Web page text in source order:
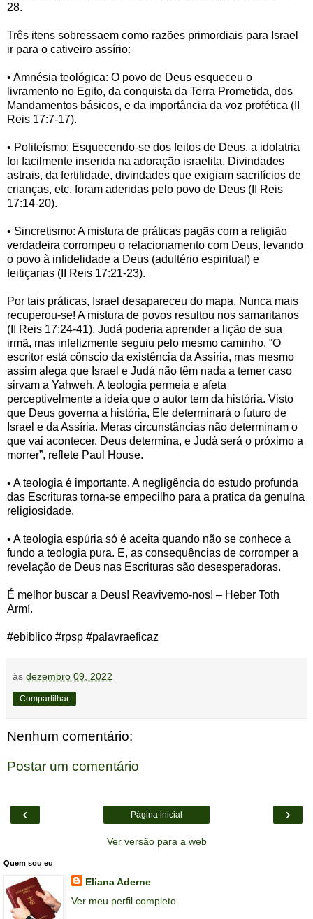
28.
Três itens sobressaem como razões primordiais para Israel
ir para o cativeiro assírio:
• Amnésia teológica: O povo de Deus esqueceu o
livramento no Egito, da conquista da Terra Prometida, dos
Mandamentos básicos, e da importância da voz profética (II
Reis 17:7-17).
• Politeísmo: Esquecendo-se dos feitos de Deus, a idolatria
foi facilmente inserida na adoração israelita. Divindades
astrais, da fertilidade, divindades que exigiam sacrifícios de
crianças, etc. foram aderidas pelo povo de Deus (II Reis
17:14-20).
• Sincretismo: A mistura de práticas pagãs com a religião
verdadeira corrompeu o relacionamento com Deus, levando
o povo à infidelidade a Deus (adultério espiritual) e
feitiçarias (II Reis 17:21-23).
Por tais práticas, Israel desapareceu do mapa. Nunca mais
recuperou-se! A mistura de povos resultou nos samaritanos
(II Reis 17:24-41). Judá poderia aprender a lição de sua
irmã, mas infelizmente seguiu pelo mesmo caminho. “O
escritor está cônscio da existência da Assíria, mas mesmo
assim alega que Israel e Judá não têm nada a temer caso
sirvam a Yahweh. A teologia permeia e afeta
perceptivelmente a ideia que o autor tem da história. Visto
que Deus governa a história, Ele determinará o futuro de
Israel e da Assíria. Meras circunstâncias não determinam o
que vai acontecer. Deus determina, e Judá será o próximo a
morrer”, reflete Paul House.
• A teologia é importante. A negligência do estudo profunda
das Escrituras torna-se empecilho para a pratica da genuína
religiosidade.
• A teologia espúria só é aceita quando não se conhece a
fundo a teologia pura. E, as consequências de corromper a
revelação de Deus nas Escrituras são desesperadoras.
É melhor buscar a Deus! Reavivemo-nos! – Heber Toth
Armí.
#ebiblico #rpsp #palavraeficaz‌‌
às dezembro 09, 2022
Compartilhar
Nenhum comentário:
Postar um comentário
‹ ›
Página inicial
Ver versão para a web
Quem sou eu
Eliana Aderne
Ver meu perfil completo